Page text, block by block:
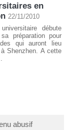
en
22/11/2010
débute
préparation pour
qui auront lieu
Shenzhen. A cette
abusif